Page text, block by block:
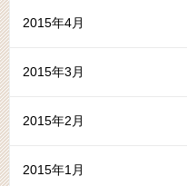
2015年4月
2015年3月
2015年2月
2015年1月